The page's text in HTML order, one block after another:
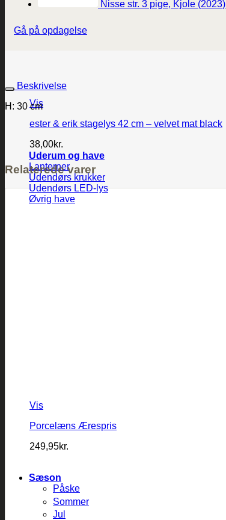
Vis
ester & erik stagelys 42 cm – velvet mat black
38,00kr.
Uderum og have
Lanterner
Udendørs krukker
Udendørs LED-lys
Øvrig have
Vis
Porcelæns Ærespris
249,95kr.
Sæson
Påske
Sommer
Jul
Nisse str. 3 pige, Kjole (2023)
Gå på opdagelse
Beskrivelse
H: 30 cm
Relaterede varer